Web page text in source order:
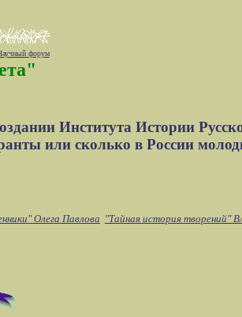
форум
Института Истории
или сколько в России
Олега Павлова "Тайная история творений"